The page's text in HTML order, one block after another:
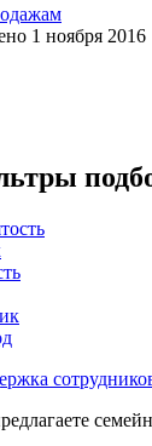
1 ноября 2016